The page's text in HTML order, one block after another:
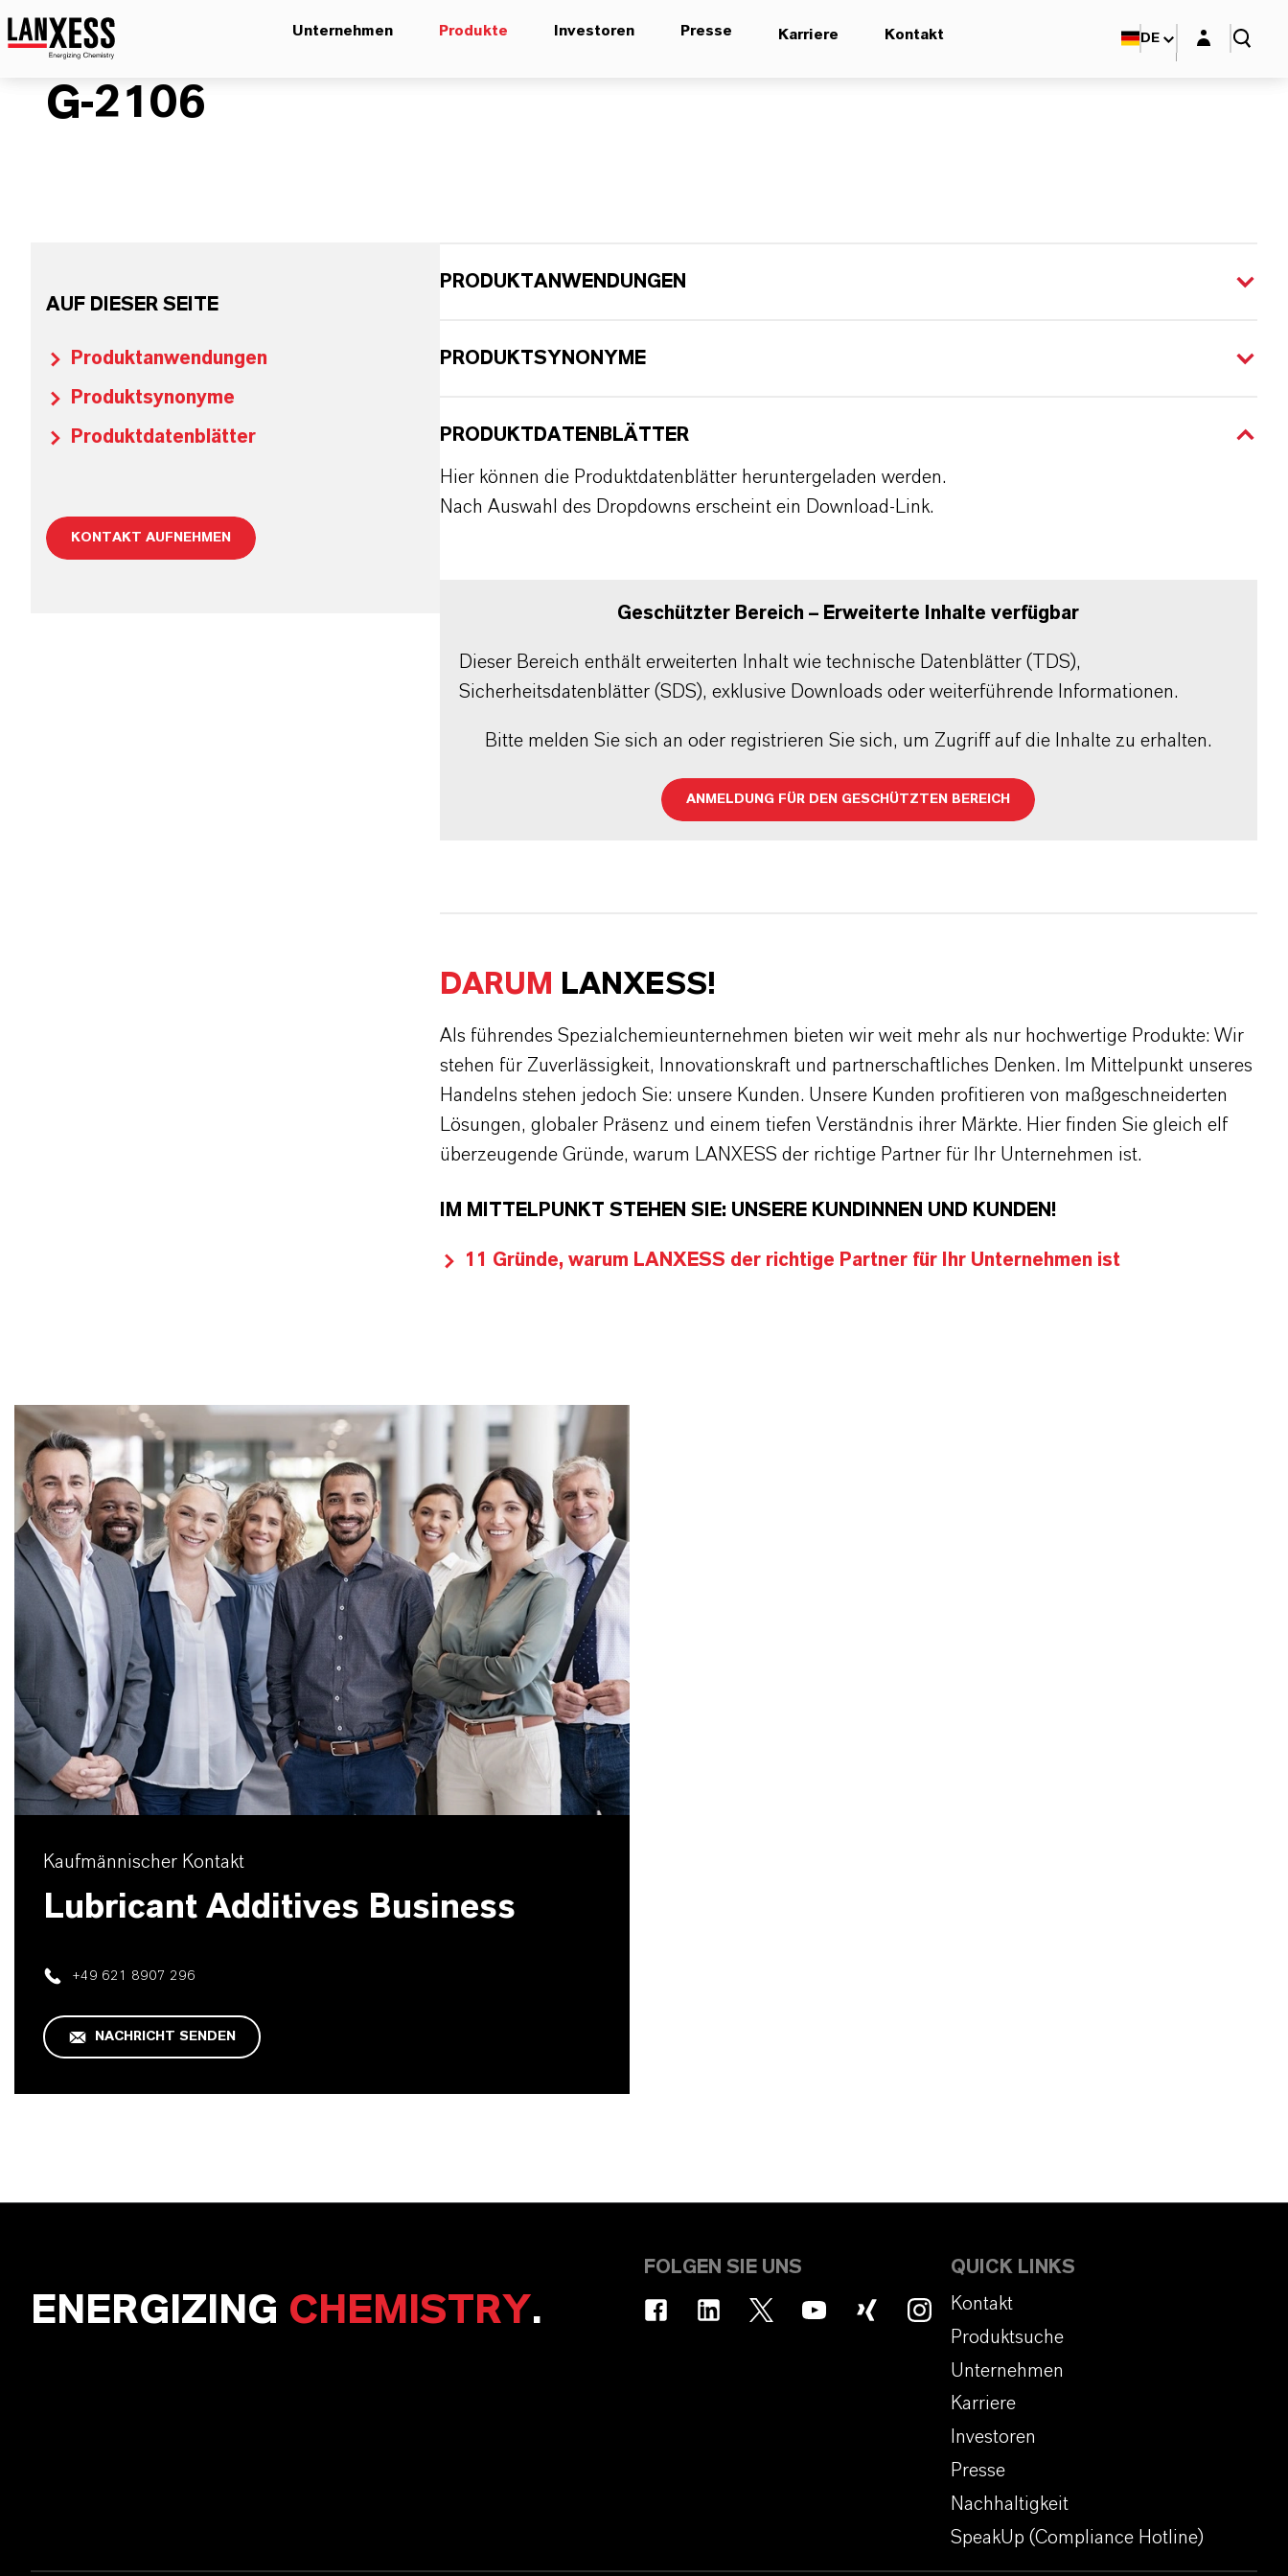
Unternehmen Produkte Investoren Presse Karriere Kontakt DE Login-Maske
G-2106
AUF DIESER SEITE
Produktanwendungen
Produktsynonyme
Produktdatenblätter
KONTAKT AUFNEHMEN
PRODUKTANWENDUNGEN
PRODUKTSYNONYME
PRODUKTDATENBLÄTTER
Hier können die Produktdatenblätter heruntergeladen werden.
Nach Auswahl des Dropdowns erscheint ein Download-Link.
Geschützter Bereich – Erweiterte Inhalte verfügbar
Dieser Bereich enthält erweiterten Inhalt wie technische Datenblätter (TDS),
Sicherheitsdatenblätter (SDS), exklusive Downloads oder weiterführende Informationen.
Bitte melden Sie sich an oder registrieren Sie sich, um Zugriff auf die Inhalte zu erhalten.
ANMELDUNG FÜR DEN GESCHÜTZTEN BEREICH
DARUM LANXESS!
Als führendes Spezialchemieunternehmen bieten wir weit mehr als nur hochwertige Produkte: Wir
stehen für Zuverlässigkeit, Innovationskraft und partnerschaftliches Denken. Im Mittelpunkt unseres
Handelns stehen jedoch Sie: unsere Kunden. Unsere Kunden profitieren von maßgeschneiderten
Lösungen, globaler Präsenz und einem tiefen Verständnis ihrer Märkte. Hier finden Sie gleich elf
überzeugende Gründe, warum LANXESS der richtige Partner für Ihr Unternehmen ist.
IM MITTELPUNKT STEHEN SIE: UNSERE KUNDINNEN UND KUNDEN!
11 Gründe, warum LANXESS der richtige Partner für Ihr Unternehmen ist
Kaufmännischer Kontakt
Lubricant Additives Business
+49 621 8907 296
NACHRICHT SENDEN
ENERGIZING CHEMISTRY.
FOLGEN SIE UNS
QUICK LINKS
Kontakt
Produktsuche
Unternehmen
Karriere
Investoren
Presse
Nachhaltigkeit
SpeakUp (Compliance Hotline)